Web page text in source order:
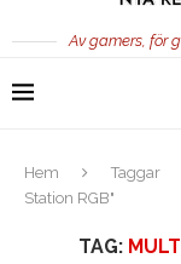
Av gamers, för
Hem Taggar
Station RGB"
TAG: